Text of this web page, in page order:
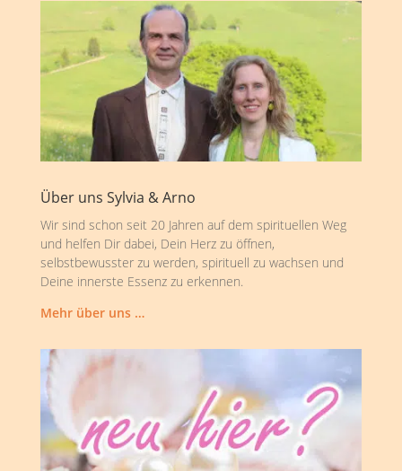
Über uns Sylvia & Arno
Wir sind schon seit 20 Jahren auf dem spirituellen Weg
und helfen Dir dabei, Dein Herz zu öffnen,
selbstbewusster zu werden, spirituell zu wachsen und
Deine innerste Essenz zu erkennen.
Mehr über uns …